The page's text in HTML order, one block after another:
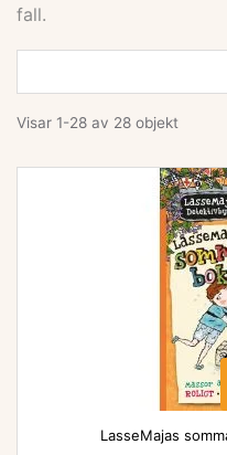
fall.
Visar 1-28 av 28 objekt
LasseMajas